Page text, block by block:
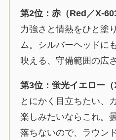
第2位：赤（Red／X-
力強さと情熱をひと塗
ム。シルバーヘッドに
映える、守備範囲の広
第3位：蛍光イエロー（
とにかく目立ちたい、
楽しみたいならこれ。
落ちないので、ラウン